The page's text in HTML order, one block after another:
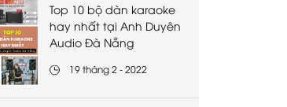
Top 10 bộ dàn karaoke
hay nhất tại Anh Duyên
Audio Đà Nẵng
19 tháng 2 - 2022